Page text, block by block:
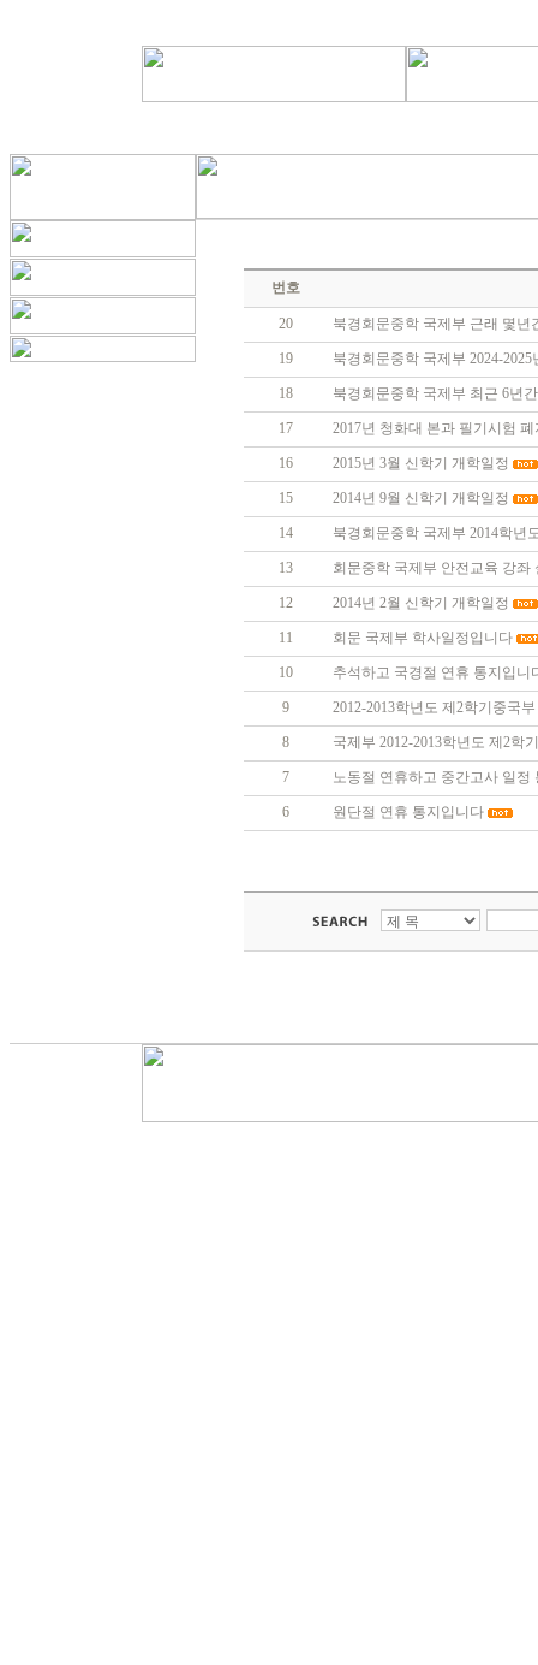
번호
20 북경회문중학 국제부 근래 몇년
19 북경회문중학 국제부 2024-
18 북경회문중학 국제부 최근 6년
17 2017년 청화대 본과 필기시험 폐
16 2015년 3월 신학기 개학일정
15 2014년 9월 신학기 개학일정
14 북경회문중학 국제부 2014학년
13 회문중학 국제부 안전교육 강좌
12 2014년 2월 신학기 개학일정
11 회문 국제부 학사일정입니다
10 추석하고 국경절 연휴 통지입니
9 2012-2013학년도 제2학기중국
8 국제부 2012-2013학년도 제2학
7 노동절 연휴하고 중간고사 일정
6 원단절 연휴 통지입니다